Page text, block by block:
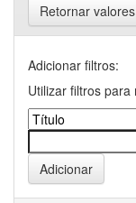
Retornar valores
Adicionar filtros:
Utilizar filtros